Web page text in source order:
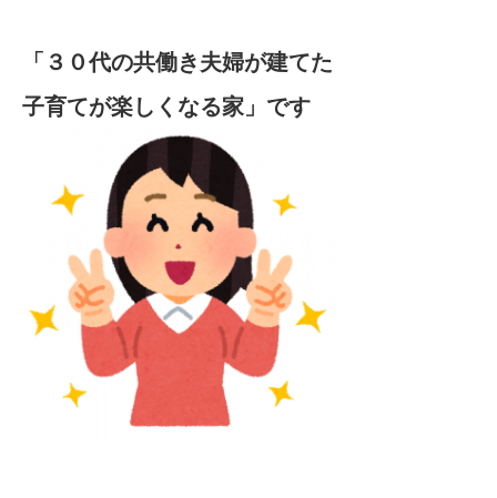
「３０代の共働き夫婦が建てた
子育てが楽しくなる家」です